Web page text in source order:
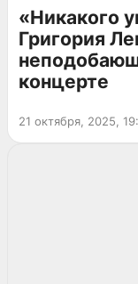
«Никакого
Григория
концерте
21 октября, 2025,